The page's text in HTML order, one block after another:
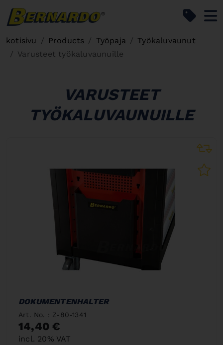
kotisivu Products Työpaja
Työkaluvaunut
Varusteet työkaluvaunuille
VARUSTEET
TYÖKALUVAUNUILLE
DOKUMENTENHALTER
Art. No. : Z-80-1341
14,40 €
incl. 20% VAT